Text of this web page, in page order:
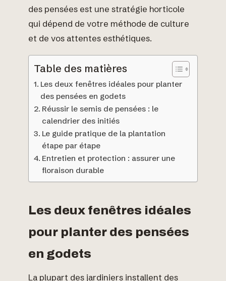
des pensées est une stratégie horticole
qui dépend de votre méthode de culture
et de vos attentes esthétiques.
Table des matières
Les deux fenêtres idéales pour planter
des pensées en godets
Réussir le semis de pensées : le
calendrier des initiés
Le guide pratique de la plantation
étape par étape
Entretien et protection : assurer une
floraison durable
Les deux fenêtres idéales
pour planter des pensées
en godets
La plupart des jardiniers installent des